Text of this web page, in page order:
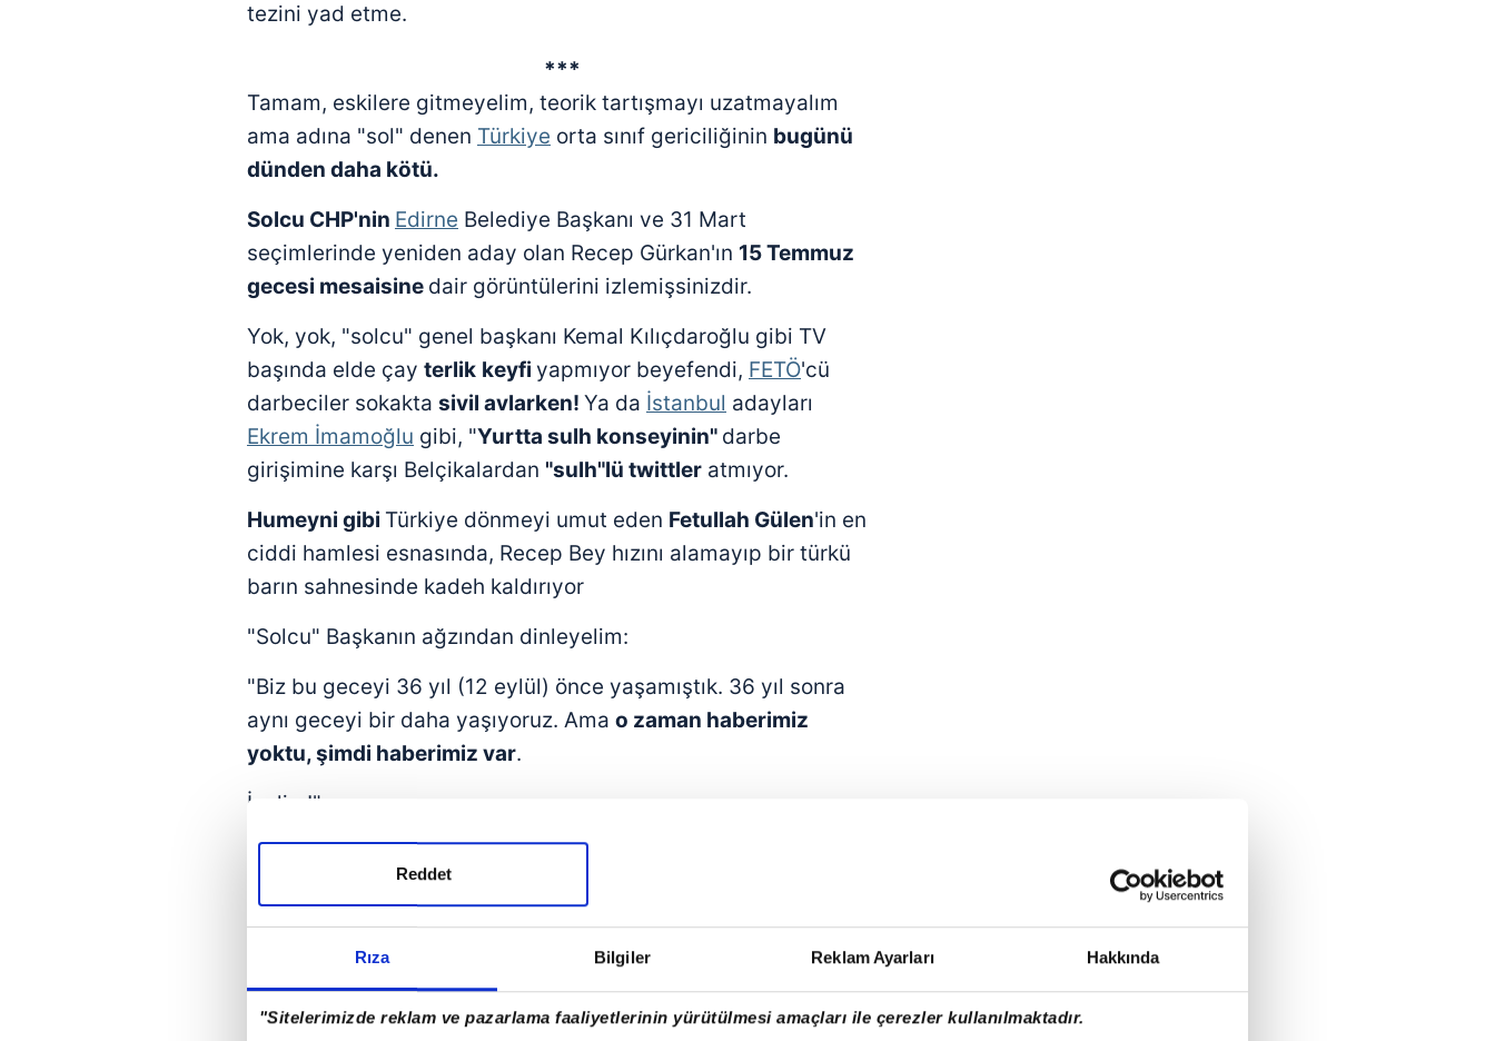
Rıza Bilgiler Reklam Ayarları Hakkında
"Sitelerimizde reklam ve pazarlama faaliyetlerinin yürütülmesi amaçları ile çerezler kullanılmaktadır.
Reddet
tezini yad etme.
***
Tamam, eskilere gitmeyelim, teorik tartışmayı uzatmayalım
ama adına "sol" denen Türkiye orta sınıf gericiliğinin bugünü
dünden daha kötü.
Solcu CHP'nin Edirne Belediye Başkanı ve 31 Mart
seçimlerinde yeniden aday olan Recep Gürkan'ın 15 Temmuz
gecesi mesaisine dair görüntülerini izlemişsinizdir.
Yok, yok, "solcu" genel başkanı Kemal Kılıçdaroğlu gibi TV
başında elde çay terlik keyfi yapmıyor beyefendi, FETÖ'cü
darbeciler sokakta sivil avlarken! Ya da İstanbul adayları
Ekrem İmamoğlu gibi, "Yurtta sulh konseyinin" darbe
girişimine karşı Belçikalardan "sulh"lü twittler atmıyor.
Humeyni gibi Türkiye dönmeyi umut eden Fetullah Gülen'in en
ciddi hamlesi esnasında, Recep Bey hızını alamayıp bir türkü
barın sahnesinde kadeh kaldırıyor
"Solcu" Başkanın ağzından dinleyelim:
"Biz bu geceyi 36 yıl (12 eylül) önce yaşamıştık. 36 yıl sonra
aynı geceyi bir daha yaşıyoruz. Ama o zaman haberimiz
yoktu, şimdi haberimiz var.
İçelim!"
***
Absürtlük bununla da sınırlı değil...
destekli FETÖ'cü darbeyisolcu seçmenleriyle
Bingo!